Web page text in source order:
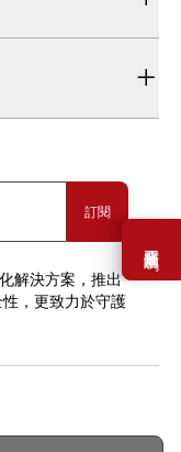
需要幫助嗎？
訂閱
解決方案，推出
，更致力於守護